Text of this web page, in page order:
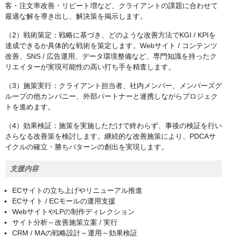
客・注文率改善・リピート増など、クライアントの課題に合わせて
最適な解を導き出し、解決策を掲示します。
（2）戦術策定：戦略に基づき、どのような改善方法でKGI / KPIを
達成できるか具体的な戦術を策定します。Webサイト / コンテンツ
改善、SNS / 広告運用、データ環境整備など、専門知識を持ったク
リエイターが実現可能性の高い打ち手を精査します。
（3）施策実行：クライアント担当者、社内メンバー、メンバーズグ
ループの他カンパニー、外部パートナーと連携しながらプロジェク
トを進めます。
（4）効果検証：施策を実施しただけで終わらず、事後の検証を行い
さらなる改善策を検討します。継続的な改善施策により、PDCAサ
イクルの確立・勝ちパターンの創出を実現します。
支援内容
ECサイトの立ち上げやリニューアル推進
ECサイト / ECモールの運用支援
WebサイトやLPの制作ディレクション
サイト分析～改善施策立案 / 実行
CRM / MAの戦略設計～運用～効果検証